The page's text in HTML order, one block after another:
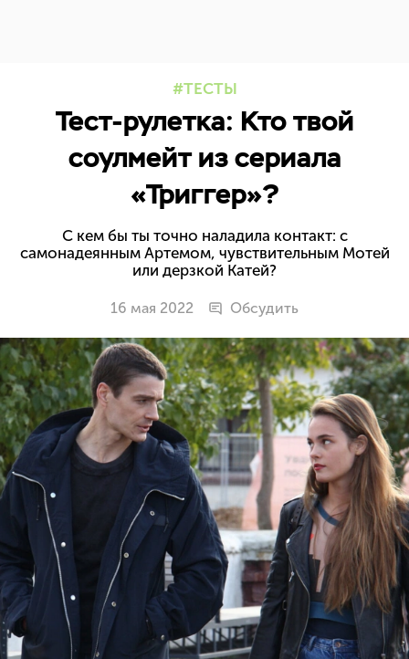
ТЕСТЫ
Тест-рулетка: Кто твой
соулмейт из сериала
«Триггер»?
С кем бы ты точно наладила контакт: с
самонадеянным Артемом, чувствительным Мотей
или дерзкой Катей?
16 мая 2022 Обсудить